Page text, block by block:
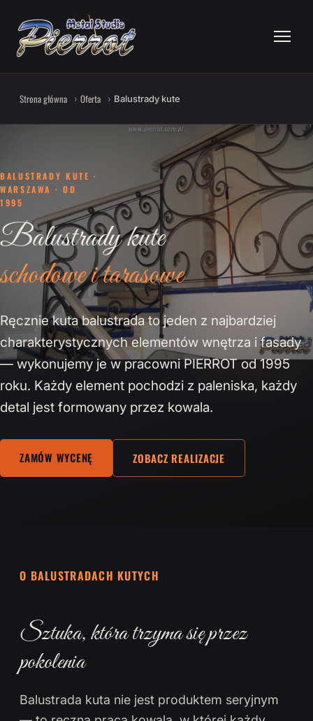
Strona główna Oferta Balustrady kute
BALUSTRADY KUTE ·
WARSZAWA · OD
1995
Balustrady kute
schodowe i tarasowe
Ręcznie kuta balustrada to jeden z najbardziej
charakterystycznych elementów wnętrza i fasady
— wykonujemy je w pracowni PIERROT od 1995
roku. Każdy element pochodzi z paleniska, każdy
detal jest formowany przez kowala.
ZAMÓW WYCENĘ ZOBACZ REALIZACJE
O BALUSTRADACH KUTYCH
Sztuka, która trzyma się przez
pokolenia
Balustrada kuta nie jest produktem seryjnym